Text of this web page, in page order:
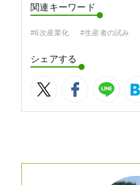
関連キーワード
#6次産業化 #生産者の試み
シェアする